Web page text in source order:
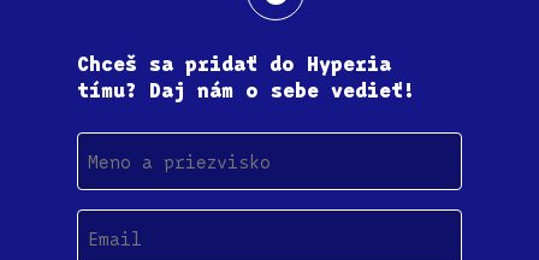
Chceš sa pridať do Hyperia
tímu? Daj nám o sebe vedieť!
priezvisko